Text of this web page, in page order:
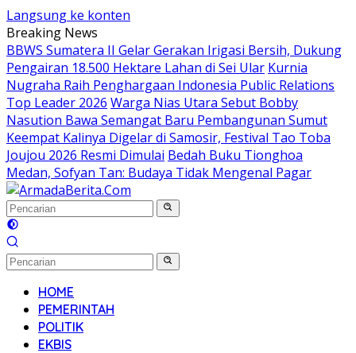
Langsung ke konten
Breaking News
BBWS Sumatera II Gelar Gerakan Irigasi Bersih, Dukung
Pengairan 18.500 Hektare Lahan di Sei Ular Kurnia
Nugraha Raih Penghargaan Indonesia Public Relations
Top Leader 2026 Warga Nias Utara Sebut Bobby
Nasution Bawa Semangat Baru Pembangunan Sumut
Keempat Kalinya Digelar di Samosir, Festival Tao Toba
Joujou 2026 Resmi Dimulai Bedah Buku Tionghoa
Medan, Sofyan Tan: Budaya Tidak Mengenal Pagar
HOME
PEMERINTAH
POLITIK
EKBIS